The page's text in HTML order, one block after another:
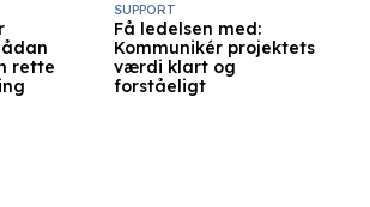
rette
Få ledelsen med:
Kommunikér projektets
værdi klart og
forståeligt
SUPPORT